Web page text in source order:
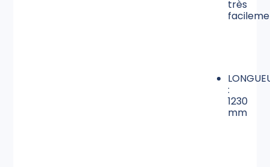
très
:
1230
mm